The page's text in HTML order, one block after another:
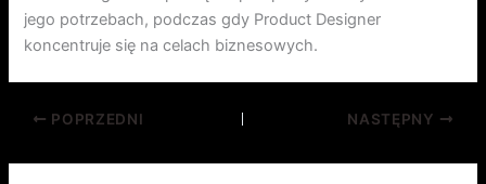
jego potrzebach, podczas gdy Product Designer
koncentruje się na celach biznesowych.
POPRZEDNI NASTĘPNY